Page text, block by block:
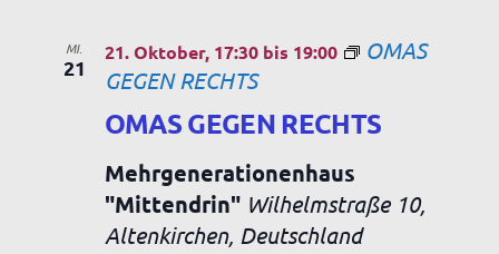
MI.
21
OMAS GEGEN RECHTS
21. Oktober, 17:30bis 19:00
OMAS
GEGEN RECHTS
Mehrgenerationenhaus
"Mittendrin" Wilhelmstraße 10,
Altenkirchen, Deutschland